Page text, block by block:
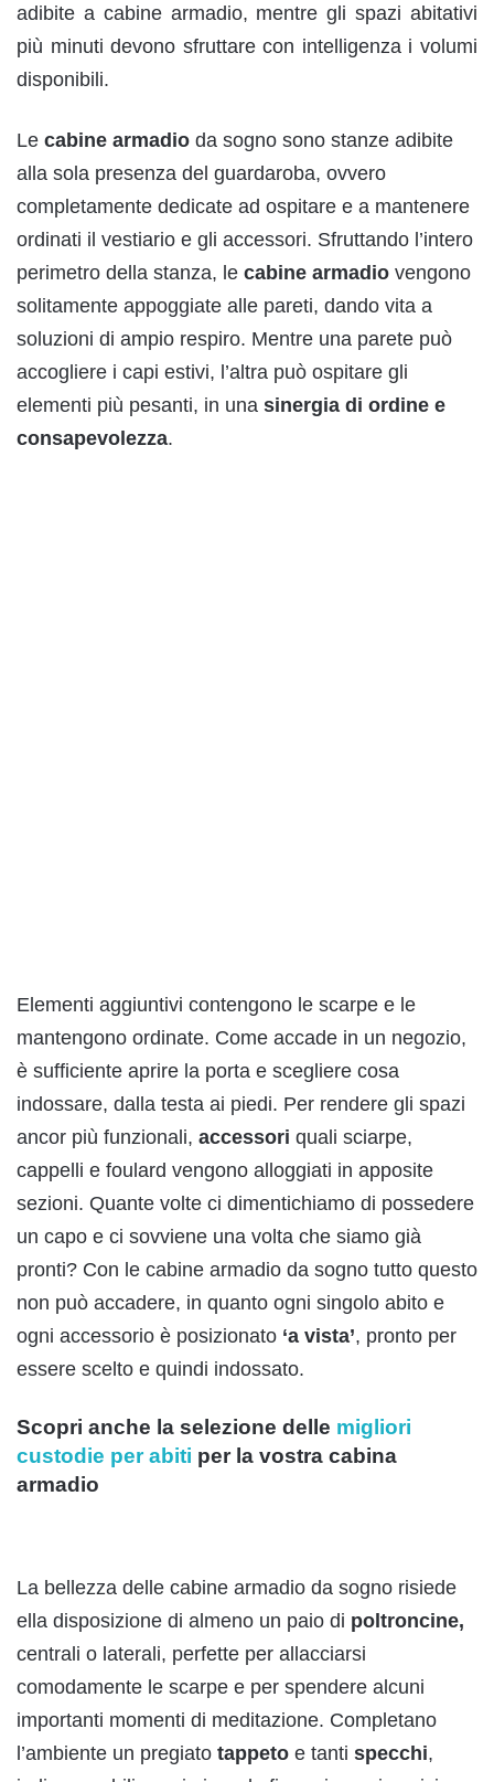
adibite a cabine armadio, mentre gli spazi abitativi
più minuti devono sfruttare con intelligenza i volumi
disponibili.
Le cabine armadio da sogno sono stanze adibite
alla sola presenza del guardaroba, ovvero
completamente dedicate ad ospitare e a mantenere
ordinati il vestiario e gli accessori. Sfruttando l’intero
perimetro della stanza, le cabine armadio vengono
solitamente appoggiate alle pareti, dando vita a
soluzioni di ampio respiro. Mentre una parete può
accogliere i capi estivi, l’altra può ospitare gli
elementi più pesanti, in una sinergia di ordine e
consapevolezza.
Elementi aggiuntivi contengono le scarpe e le
mantengono ordinate. Come accade in un negozio,
è sufficiente aprire la porta e scegliere cosa
indossare, dalla testa ai piedi. Per rendere gli spazi
ancor più funzionali, accessori quali sciarpe,
cappelli e foulard vengono alloggiati in apposite
sezioni. Quante volte ci dimentichiamo di possedere
un capo e ci sovviene una volta che siamo già
pronti? Con le cabine armadio da sogno tutto questo
non può accadere, in quanto ogni singolo abito e
ogni accessorio è posizionato ‘a vista’, pronto per
essere scelto e quindi indossato.
Scopri anche la selezione delle migliori
custodie per abiti per la vostra cabina
armadio
La bellezza delle cabine armadio da sogno risiede
ella disposizione di almeno un paio di poltroncine,
centrali o laterali, perfette per allacciarsi
comodamente le scarpe e per spendere alcuni
importanti momenti di meditazione. Completano
l’ambiente un pregiato tappeto e tanti specchi,